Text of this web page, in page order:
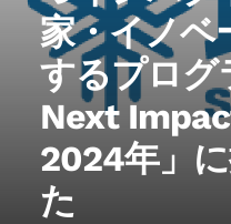
家・イノベ
するプログ
Next
2024年」
た